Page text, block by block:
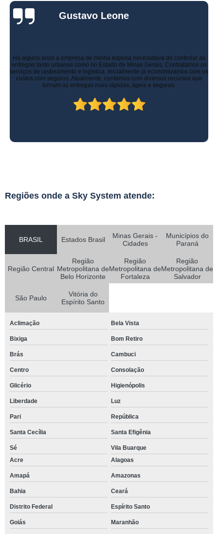
Gustavo Leone
Há alguns anos a empresa de minha esposa necessitava de controlar as
entregas tanto urbanas como no Estado de Minas Gerais. Contratamos os
serviços de rastreamento e logística. Inicialmente já economizamos com os
custos com seguros. Atualmente, contamos com diversos recursos que
tornam as entregas mais rápidas, ágeis e seguras.
Regiões onde a Sky System atende:
BRASIL Estados Brasil
Minas Gerais -
Cidades
Municípios do
Paraná
Região Central
Região
Metropolitana de
Belo Horizonte
Região
Metropolitana de
Fortaleza
Região
Metropolitana de
Salvador
São Paulo
Vitória do
Espírito Santo
Aclimação Bela Vista
Bixiga Bom Retiro
Brás Cambuci
Centro Consolação
Glicério Higienópolis
Liberdade Luz
Pari República
Santa Cecília Santa Efigênia
Sé
Vila Buarque
Acre
Alagoas
Amapá Amazonas
Bahia Ceará
Distrito Federal Espírito Santo
Goiás Maranhão